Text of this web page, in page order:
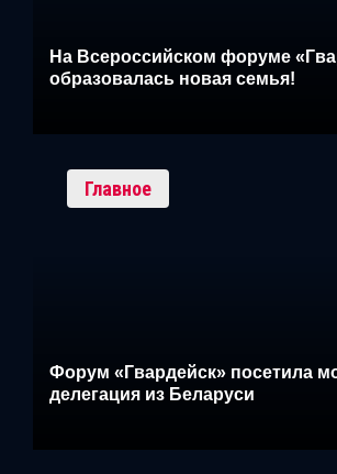
На Всероссийском форуме
образовалась новая семья!
Главное
Форум «Гвардейск» посетила
делегация из Беларуси